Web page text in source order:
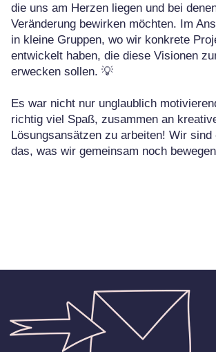
die uns am Herzen liegen und bei
Veränderung bewirken möchten. Im
in kleine Gruppen, wo wir konkrete
entwickelt haben, die diese Visionen
erwecken sollen. 💡
Es war nicht nur unglaublich
richtig viel Spaß, zusammen an
Lösungsansätzen zu arbeiten! Wir sind
das, was wir gemeinsam noch